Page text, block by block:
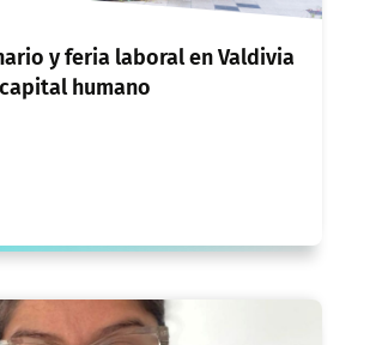
y feria laboral en Valdivia
humano